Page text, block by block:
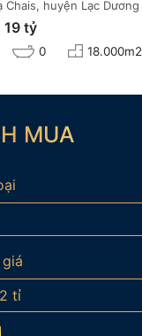
Chais, huyện Lạc Dương
19 tỷ
0 18.000m2
MUA